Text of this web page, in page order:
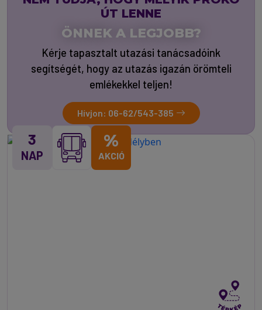
ÚT LENNE
ÖNNEK A LEGJOBB?
Kérje tapasztalt utazási tanácsadóink
segítségét, hogy az utazás igazán örömteli
emlékekkel teljen!
Hívjon: 06-62/543-385
3
NAP
%
AKCIÓ